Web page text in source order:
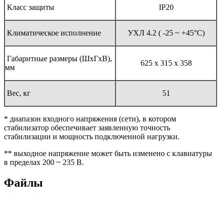
Класс защиты IP20
Климатическое исполнение УХЛ 4.2 ( -25 ~ +45°С)
Габаритные размеры (ШхГхВ),
мм
625 х 315 х 358
Вес, кг 51
* диапазон входного напряжения (сети), в котором
стабилизатор обеспечивает заявленную точность
стабилизации и мощность подключенной нагрузки.
** выходное напряжение может быть изменено с клавиатуры
в пределах 200 ~ 235 В.
Файлы